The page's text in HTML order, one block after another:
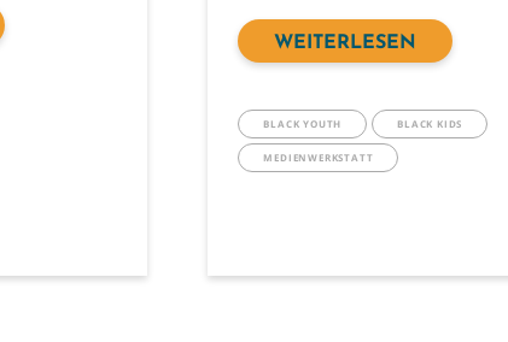
WEITERLESEN
BLACK YOUTH BLACK KIDS
MEDIENWERKSTATT